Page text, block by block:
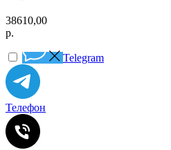
38610,00
р.
Telegram
Телефон